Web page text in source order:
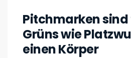
Pitchmarken
Grüns wie
einen Körper